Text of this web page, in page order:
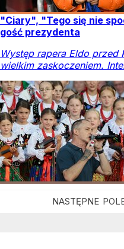
"Ciary", "Tego się nie
gość prezydenta
Występ rapera Eldo przed
wielkim zaskoczeniem.